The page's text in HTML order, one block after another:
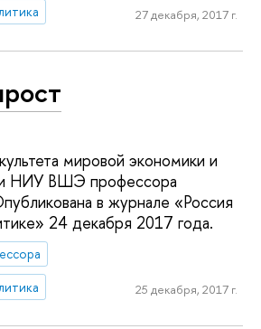
27 декабря, 2017 г.
мировой экономики и
НИУ ВШЭ профессора
в журнале «Россия
24 декабря 2017 года.
25 декабря, 2017 г.